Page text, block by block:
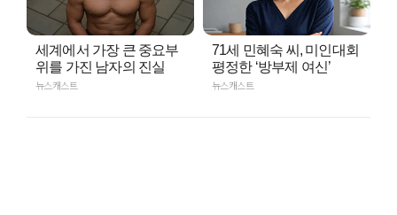
세계에서 가장 큰 중요부
위를 가진 남자의 진실
뉴스캐스트
71세 민혜숙 씨, 미인대회
평정한 ‘방부제 여신’
뉴스캐스트